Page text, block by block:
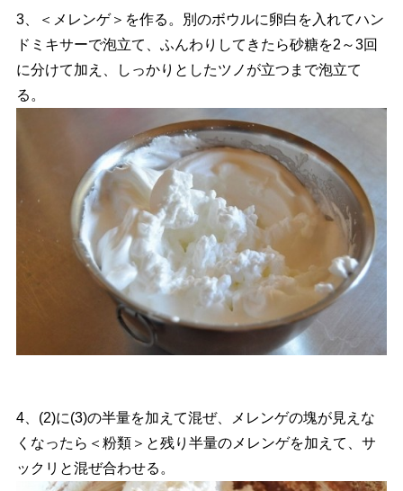
3、＜メレンゲ＞を作る。別のボウルに卵白を入れてハン
ドミキサーで泡立て、ふんわりしてきたら砂糖を2～3回
に分けて加え、しっかりとしたツノが立つまで泡立て
る。
4、(2)に(3)の半量を加えて混ぜ、メレンゲの塊が見えな
くなったら＜粉類＞と残り半量のメレンゲを加えて、サ
ックリと混ぜ合わせる。